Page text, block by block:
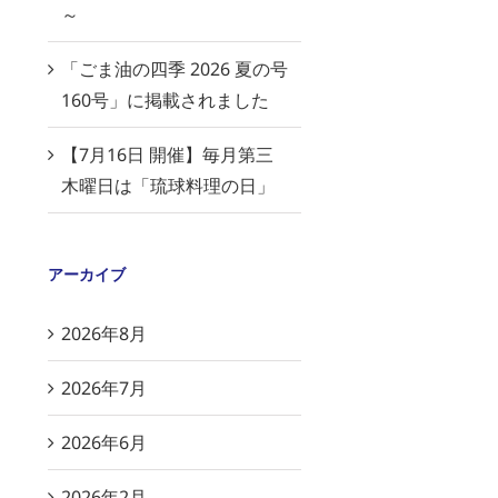
～
「ごま油の四季 2026 夏の号
160号」に掲載されました
【7月16日 開催】毎月第三
木曜日は「琉球料理の日」
アーカイブ
2026年8月
2026年7月
2026年6月